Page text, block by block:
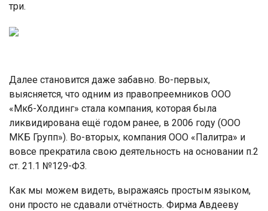
три.
Далее становится даже забавно. Во-первых,
выясняется, что одним из правопреемников ООО
«Мкб-Холдинг» стала компания, которая была
ликвидирована ещё годом ранее, в 2006 году (ООО
МКБ Групп»). Во-вторых, компания ООО «Палитра» и
вовсе прекратила свою деятельность на основании п.2
ст. 21.1 №129-ФЗ.
Как мы можем видеть, выражаясь простым языком,
они просто не сдавали отчётность. Фирма Авдееву